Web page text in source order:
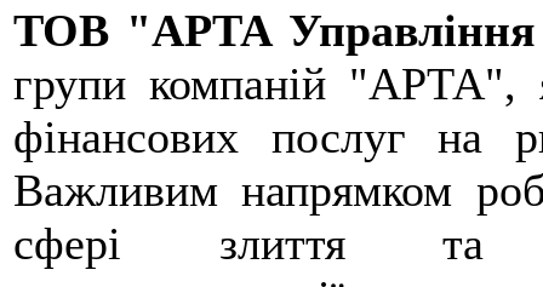
ТОВ "АРТА
групи компаній "АРТА",
фінансових послуг на
Важливим напрямком
сфері злиття та